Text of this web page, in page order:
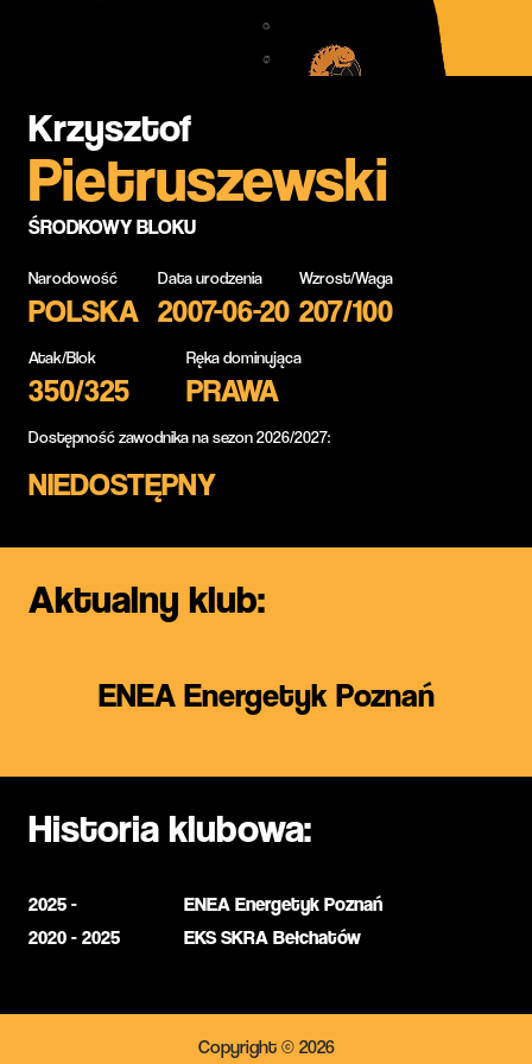
Krzysztof
Pietruszewski
ŚRODKOWY BLOKU
Narodowość
POLSKA
Data urodzenia
2007-06-20
Wzrost/Waga
207/100
Atak/Blok
350/325
Ręka dominująca
PRAWA
Dostępność zawodnika na sezon 2026/2027:
NIEDOSTĘPNY
Aktualny klub:
ENEA Energetyk Poznań
Historia klubowa:
2025 -
ENEA Energetyk Poznań
2020 - 2025
EKS SKRA Bełchatów
Copyright © 2026